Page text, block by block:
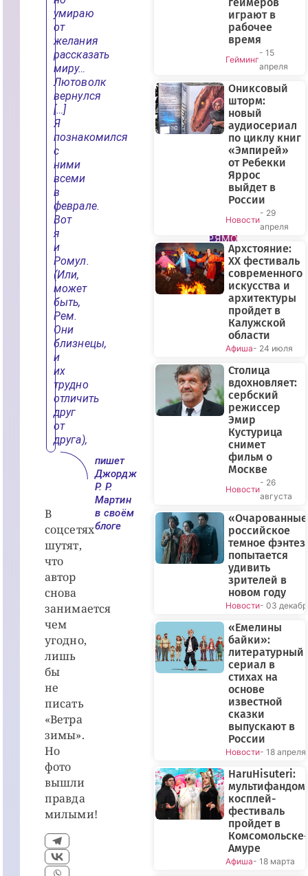
умираю
от
желания
рассказать
миру…
Лютоволк
вернулся
[…]
Я
познакомился
с
ними
всеми
в
феврале.
Вот
я
и
Ромул.
(Или,
может
быть,
Рем.
Они
близнецы,
и
их
трудно
отличить
друг
от
друга),
пишет
Джордж
Р. Р.
Мартин
в своём
блоге
В
соцсетях
шутят,
что
автор
снова
занимается
чем
угодно,
лишь
бы
не
писать
«Ветра
зимы».
Но
фото
вышли
правда
милыми!
ПРЯМОЙ
ЭФИР
играют в
рабочее
время
Гейминг
- 15
апреля
Ониксовый
шторм:
новый
аудиосериал
по циклу книг
«Эмпирей»
от Ребекки
Яррос
выйдет в
России
Новости
- 29
апреля
Архстояние:
XX фестиваль
современного
искусства и
архитектуры
пройдет в
Калужской
области
Афиша- 24 июля
Столица
вдохновляет:
сербский
режиссер
Эмир
Кустурица
снимет
фильм о
Москве
Новости
- 26
августа
российское
темное
попытается
удивить
зрителей в
новом году
Новости- 03
«Емелины
байки»:
литературный
сериал в
стихах на
основе
известной
сказки
выпускают в
России
Новости- 18 апреля
HaruHisuteri:
косплей-
фестиваль
пройдет в
Амуре
Афиша- 18 марта